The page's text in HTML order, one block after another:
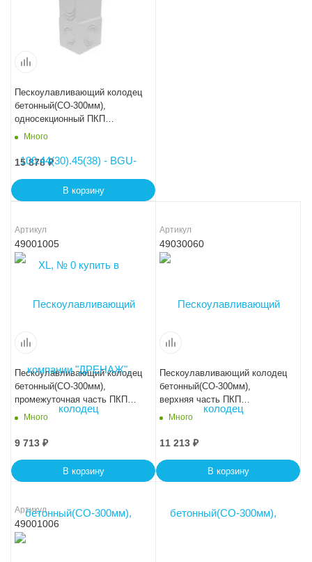
Пескоулавливающий колодец
бетонный(СО-300мм),
односекционный ПКП
50.44(30).90(85) - BGU-XL
Много
15 878₽
В корзину
Артикул
49001005
Пескоулавливающий колодец
бетонный(СО-300мм),
промежуточная часть ПКП
56.49(30).52
Много
9 713 ₽
В корзину
Артикул
49030060
Пескоулавливающий колодец
бетонный(СО-300мм),
верхняя часть ПКП
50.44(30).60- BGU-XL
Много
11 213 ₽
В корзину
Артикул
49001006